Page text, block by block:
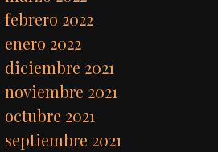
febrero 2022
enero 2022
diciembre 2021
noviembre 2021
octubre 2021
septiembre 2021